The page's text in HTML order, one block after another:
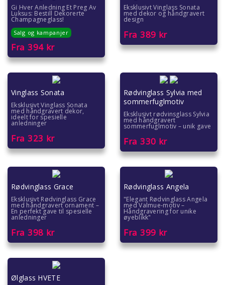
Gi Hver Anledning Et Preg Av
Luksus: Bestill Dekorerte
Champagneglass!
Salg og kampanjer
Fra 394kr
Eksklusivt Vinglass Sonata
med dekor og håndgravert
design
Fra 389 kr
Vinglass Sonata
Eksklusivt Vinglass Sonata
med håndgravert dekor,
ideelt for spesielle
anledninger
Fra 323 kr
Rødvinglass Sylvia med
sommerfuglmotiv
Eksklusivt rødvinsglass Sylvia
med håndgravert
sommerfuglmotiv – unik gave
Fra 330 kr
Rødvinglass Grace
Eksklusivt Rødvinglass Grace
med håndgravert ornament –
En perfekt gave til spesielle
anledninger
Fra 398 kr
Rødvinglass Angela
"Elegant Rødvinglass Angela
med Valmue-motiv –
Håndgravering for unike
øyeblikk"
Fra 399 kr
Ølglass HVETE